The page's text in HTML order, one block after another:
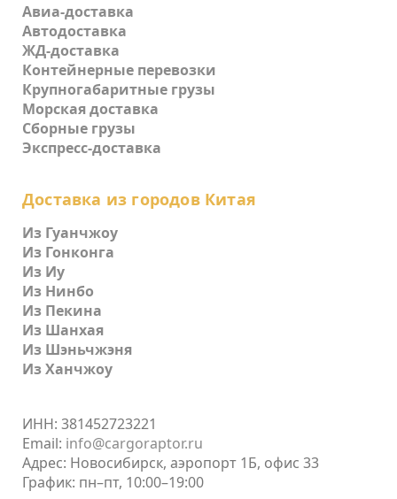
Авиа-доставка
Автодоставка
ЖД-доставка
Контейнерные перевозки
Крупногабаритные грузы
Морская доставка
Сборные грузы
Экспресс-доставка
Доставка из городов Китая
Из Гуанчжоу
Из Гонконга
Из Иу
Из Нинбо
Из Пекина
Из Шанхая
Из Шэньчжэня
Из Ханчжоу
ИНН: 381452723221
Email: info@cargoraptor.ru
Адрес: Новосибирск, аэропорт 1Б, офис 33
График: пн–пт, 10:00–19:00